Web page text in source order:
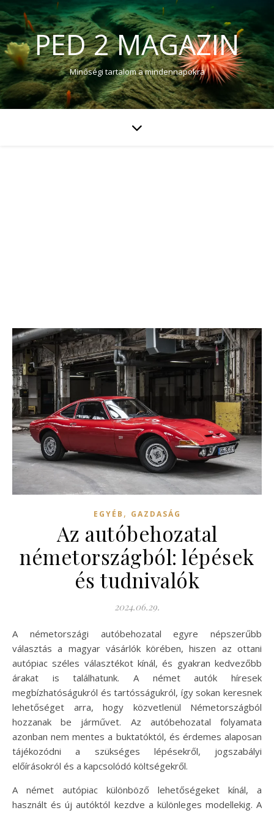
PED 2 MAGAZIN
Minőségi tartalom a mindennapokra
EGYÉB , GAZDASÁG
Az autóbehozatal
németországból: lépések
és tudnivalók
2024.06.29.
A németországi autóbehozatal egyre népszerűbb
választás a magyar vásárlók körében, hiszen az ottani
autópiac széles választékot kínál, és gyakran kedvezőbb
árakat is találhatunk. A német autók híresek
megbízhatóságukról és tartósságukról, így sokan keresnek
lehetőséget arra, hogy közvetlenül Németországból
hozzanak be járművet. Az autóbehozatal folyamata
azonban nem mentes a buktatóktól, és érdemes alaposan
tájékozódni a szükséges lépésekről, jogszabályi
előírásokról és a kapcsolódó költségekről.
A német autópiac különböző lehetőségeket kínál, a
használt és új autóktól kezdve a különleges modellekig. A